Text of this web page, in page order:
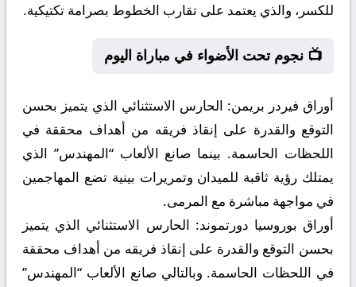
للكسر، والذي يعتمد على تقارب الخطوط بصرامة تكتيكية.
📺 نجوم تحت الأضواء في مباراة اليوم
أوراق فيردر بريمن: الحارس الاستثنائي الذي يتميز بحسن
التوقع والقدرة على إنقاذ فريقه من أهداف محققة في
اللحظات الحاسمة. بينما صانع الألعاب “المهندس” الذي
يمتلك رؤية ثاقبة للميدان وتمريرات بينية تضع المهاجمين
في مواجهة مباشرة مع المرمى.
أوراق بوروسيا دورتموند: الحارس الاستثنائي الذي يتميز
بحسن التوقع والقدرة على إنقاذ فريقه من أهداف محققة
في اللحظات الحاسمة. وبالتالي صانع الألعاب “المهندس”